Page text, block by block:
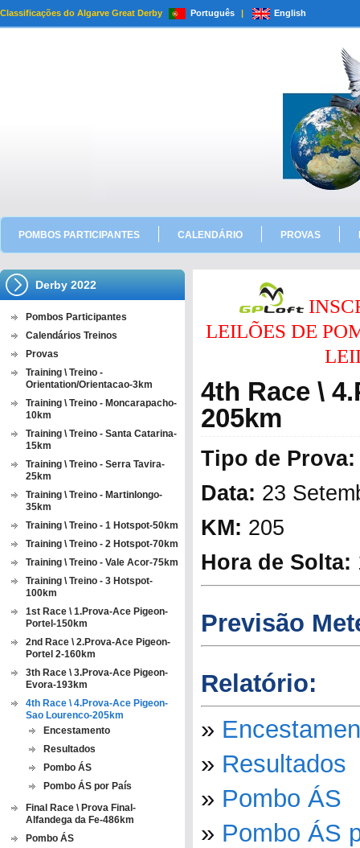
Classificações do Algarve Great Derby Português | English
POMBOS PARTICIPANTES CALENDÁRIO PROVAS
Derby 2022
Pombos Participantes
Calendários Treinos
Provas
Training \ Treino -
Orientation/Orientacao-3km
Training \ Treino - Moncarapacho-
10km
Training \ Treino - Santa Catarina-
15km
Training \ Treino - Serra Tavira-
25km
Training \ Treino - Martinlongo-
35km
Training \ Treino - 1 Hotspot-50km
Training \ Treino - 2 Hotspot-70km
Training \ Treino - Vale Acor-75km
Training \ Treino - 3 Hotspot-
100km
1st Race \ 1.Prova-Ace Pigeon-
Portel-150km
2nd Race \ 2.Prova-Ace Pigeon-
Portel 2-160km
3th Race \ 3.Prova-Ace Pigeon-
Evora-193km
4th Race \ 4.Prova-Ace Pigeon-
Sao Lourenco-205km
Encestamento
Resultados
Pombo ÁS
Pombo ÁS por País
Final Race \ Prova Final-
Alfandega da Fe-486km
Pombo ÁS
LEILÕES DE
4th Race \
205km
Tipo de Prova:
Data: 23
KM: 205
Hora de Solta:
Previsão
Relatório:
»
» Resultados
» Pombo ÁS
» Pombo ÁS